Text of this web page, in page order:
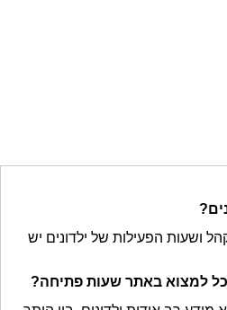
ושעות הפעילות של ילדונים יש
למצוא באתר שעות פתיחה?